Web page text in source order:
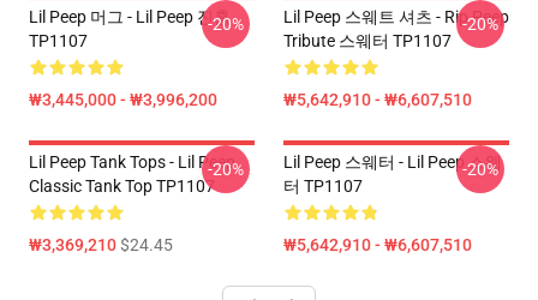
Lil Peep 머그 - Lil Peep 진흙
TP1107
₩3,445,000 - ₩3,996,200
-20%
Lil Peep 스웨트 셔츠 - Rip Peep
Tribute 스웨터 TP1107
₩5,642,910 - ₩6,607,510
-20%
Lil Peep Tank Tops - Lil Peep
Classic Tank Top TP1107
₩3,369,210$24.45
-20%
Lil Peep 스웨터 - Lil Peep 스웨
터 TP1107
₩5,642,910 - ₩6,607,510
-20%